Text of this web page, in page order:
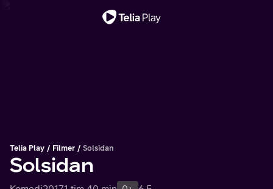
Telia Play Filmer Solsidan
Solsidan